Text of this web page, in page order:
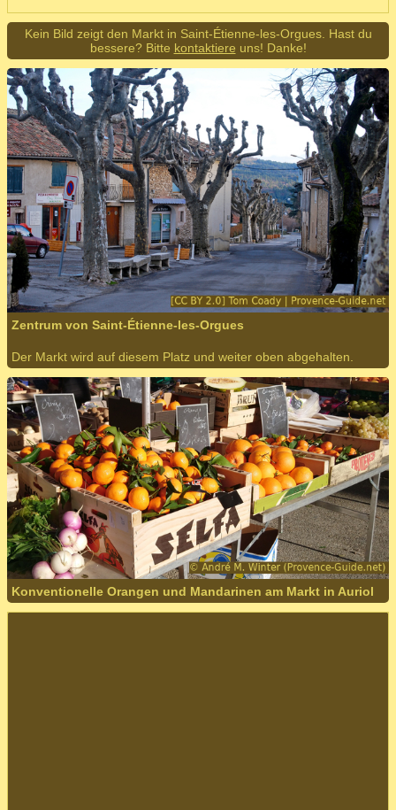
Kein Bild zeigt den Markt in Saint-Étienne-les-Orgues. Hast du
bessere? Bitte kontaktiere uns! Danke!
Zentrum von Saint-Étienne-les-Orgues
Der Markt wird auf diesem Platz und weiter oben abgehalten.
Konventionelle Orangen und Mandarinen am Markt in Auriol